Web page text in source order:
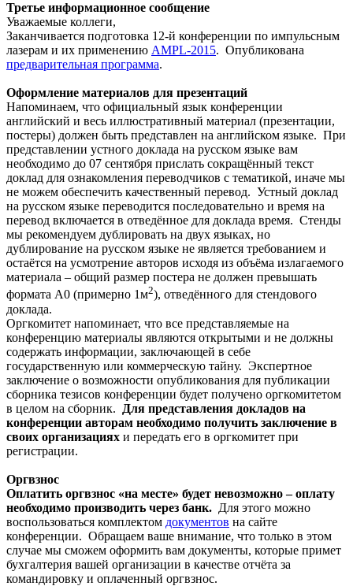
Третье информационное сообщение
Уважаемые коллеги,
Заканчивается подготовка 12-й конференции по импульсным
лазерам и их применению AMPL-2015. Опубликована
предварительная программа.
Оформление материалов для презентаций
Напоминаем, что официальный язык конференции
английский и весь иллюстративный материал (презентации,
постеры) должен быть представлен на английском языке. При
представлении устного доклада на русском языке вам
необходимо до 07 сентября прислать сокращённый текст
доклад для ознакомления переводчиков с тематикой, иначе мы
не можем обеспечить качественный перевод. Устный доклад
на русском языке переводится последовательно и время на
перевод включается в отведённое для доклада время. Стенды
мы рекомендуем дублировать на двух языках, но
дублирование на русском языке не является требованием и
остаётся на усмотрение авторов исходя из объёма излагаемого
материала – общий размер постера не должен превышать
формата А0 (примерно 1м2), отведённого для стендового
доклада.
Оргкомитет напоминает, что все представляемые на
конференцию материалы являются открытыми и не должны
содержать информации, заключающей в себе
государственную или коммерческую тайну. Экспертное
заключение о возможности опубликования для публикации
сборника тезисов конференции будет получено оргкомитетом
в целом на сборник.
Для представления докладов на
конференции авторам необходимо получить заключение в
своих организациях и передать его в оргкомитет при
регистрации.
Оргвзнос
Оплатить оргвзнос «на месте» будет невозможно – оплату
необходимо производить через банк. Для этого можно
воспользоваться комплектом документов на сайте
конференции. Обращаем ваше внимание, что только в этом
случае мы сможем оформить вам документы, которые примет
бухгалтерия вашей организации в качестве отчёта за
командировку и оплаченный оргвзнос.